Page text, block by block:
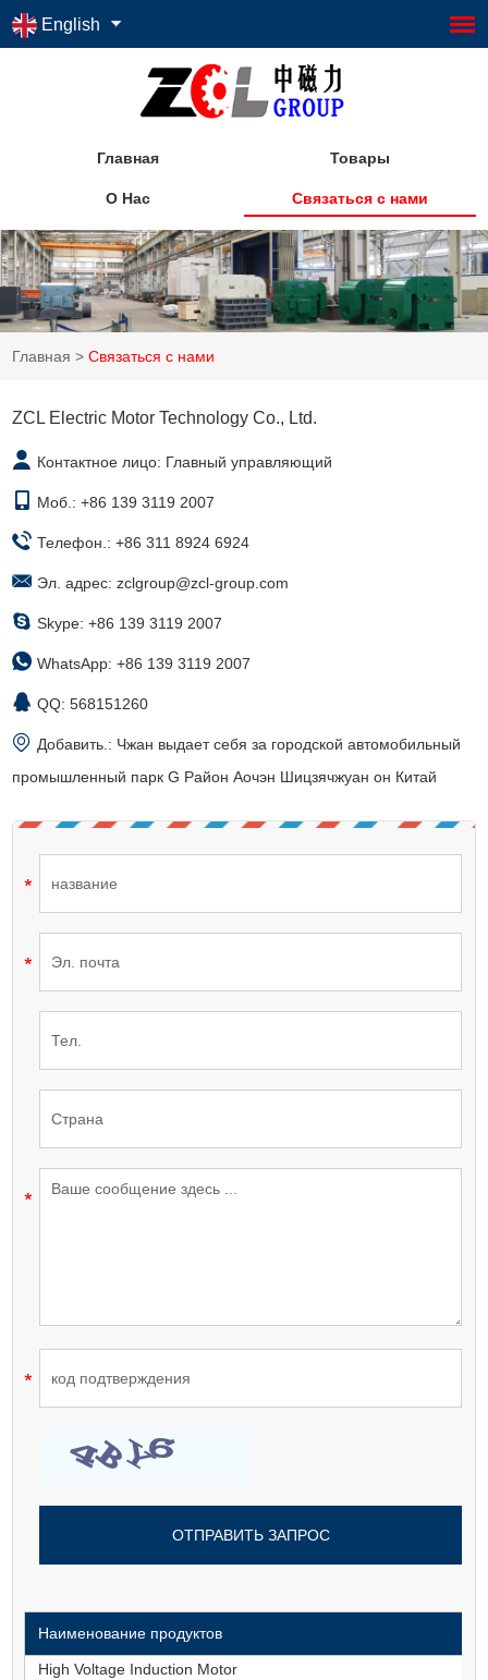
English
Главная Товары
О Нас Связаться с нами
Главная >Связаться с нами
ZCL Electric Motor Technology Co., Ltd.
Контактное лицо: Главный управляющий
Моб.: +86 139 3119 2007
Телефон.: +86 311 8924 6924
Эл. адрес:zclgroup@zcl-group.com
Skype:+86 139 3119 2007
WhatsApp:+86 139 3119 2007
QQ:568151260
Добавить.: Чжан выдает себя за городской автомобильный
промышленный парк G Район Аочэн Шицзячжуан он Китай
Наименование продуктов
High Voltage Induction Motor